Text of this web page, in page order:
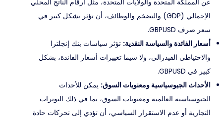
عن المملكة المتحدة والولايات المتحدة، مثل أرقام الناتج المحلي
الإجمالي (GDP) والتضخم والوظائف، أن تؤثر بشكل كبير في
سعر صرف GBPUSD.
أسعار الفائدة والسياسة النقدية: تؤثر سياسات بنك إنجلترا
والاحتياطي الفيدرالي، ولا سيما تغييرات أسعار الفائدة، بشكل
كبير في GBPUSD.
الأحداث الجيوسياسية ومعنويات السوق: يمكن للأحداث
الجيوسياسية العالمية ومعنويات السوق، بما في ذلك التوترات
التجارية أو عدم الاستقرار السياسي، أن تؤدي إلى تحركات حادة